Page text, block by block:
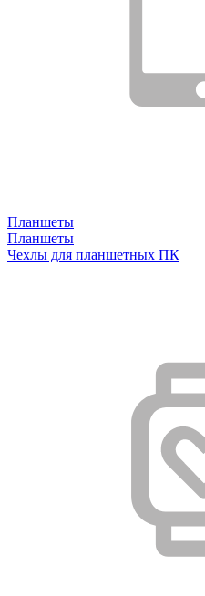
Планшеты
Планшеты
Чехлы для планшетных ПК